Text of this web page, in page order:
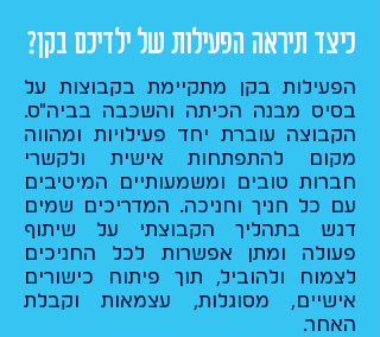
כיצד תיראה הפעילות של ילדיכם בקן?
הפעילות בקן מתקיימת בקבוצות על
בסיס מבנה הכיתה והשכבה בביה"ס.
הקבוצה עוברת יחד פעילויות ומהווה
מקום להתפתחות אישית ולקשרי
חברות טובים ומשמעותיים המיטיבים
עם כל חניך וחניכה. המדריכים שמים
דגש בתהליך הקבוצתי על שיתוף
פעולה ומתן אפשרות לכל החניכים
לצמוח ולהוביל, תוך פיתוח כישורים
אישיים, מסוגלות, עצמאות וקבלת
האחר.